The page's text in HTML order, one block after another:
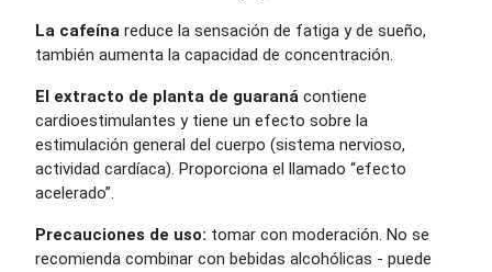
La cafeína reduce la sensación de fatiga y de sueño,
también aumenta la capacidad de concentración.
El extracto de planta de guaraná contiene
cardioestimulantes y tiene un efecto sobre la
estimulación general del cuerpo (sistema nervioso,
actividad cardíaca). Proporciona el llamado “efecto
acelerado”.
Precauciones de uso: tomar con moderación. No se
recomienda combinar con bebidas alcohólicas - puede